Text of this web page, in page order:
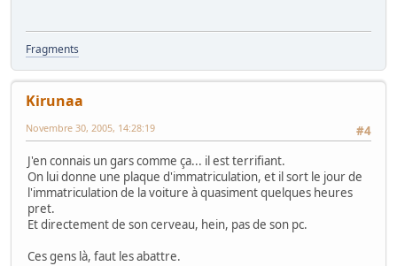
Fragments
Kirunaa
#4
Novembre 30, 2005, 14:28:19
J'en connais un gars comme ça... il est terrifiant.
On lui donne une plaque d'immatriculation, et il sort le jour de
l'immatriculation de la voiture à quasiment quelques heures
pret.
Et directement de son cerveau, hein, pas de son pc.
Ces gens là, faut les abattre.